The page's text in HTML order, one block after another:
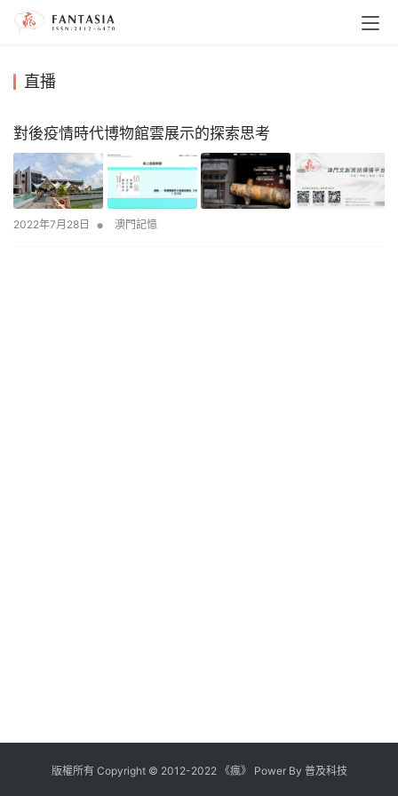
直播
對後疫情時代博物館雲展示的探索思考
2022年7月28日 • 澳門記憶
版權所有 Copyright © 2012-2022《瘋》 Power By 普及科技